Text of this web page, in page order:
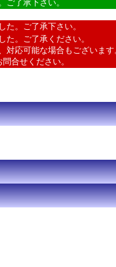
ご了承下さい。
た。ご了承下さい。
た。ご了承ください。
対応可能な場合もございます
問合せください。